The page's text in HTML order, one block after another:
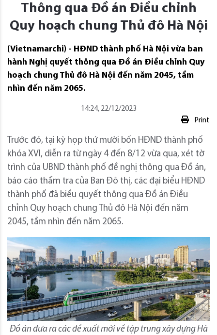
Thông qua Đồ án Điều chỉnh
Quy hoạch chung Thủ đô Hà Nội
(Vietnamarchi) - HĐND thành phố Hà Nội vừa ban
hành Nghị quyết thông qua Đồ án Điều chỉnh Quy
hoạch chung Thủ đô Hà Nội đến năm 2045, tầm
nhìn đến năm 2065.
14:24, 22/12/2023
Print
Trước đó, tại kỳ họp thứ mười bốn HĐND thành phố
khóa XVI, diễn ra từ ngày 4 đến 8/12 vừa qua, xét tờ
trình của UBND thành phố đề nghị thông qua Đồ án,
báo cáo thẩm tra của Ban Đô thị, các đại biểu HĐND
thành phố đã biểu quyết thông qua Đồ án Điều
chỉnh Quy hoạch chung Thủ đô Hà Nội đến năm
2045, tầm nhìn đến năm 2065.
Đồ án đưa ra các đề xuất mới về tập trung xây dựng Hà